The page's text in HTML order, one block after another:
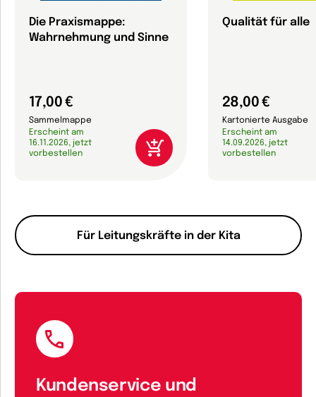
Für Leitungskräfte in der Kita
Die Praxismappe:
Wahrnehmung und Sinne
17,00 €
Sammelmappe
Erscheint am
16.11.2026, jetzt
vorbestellen
Qualität für alle
28,00 €
Kartonierte Ausgabe
Erscheint am
14.09.2026, jetzt
vorbestellen
Kundenservice und